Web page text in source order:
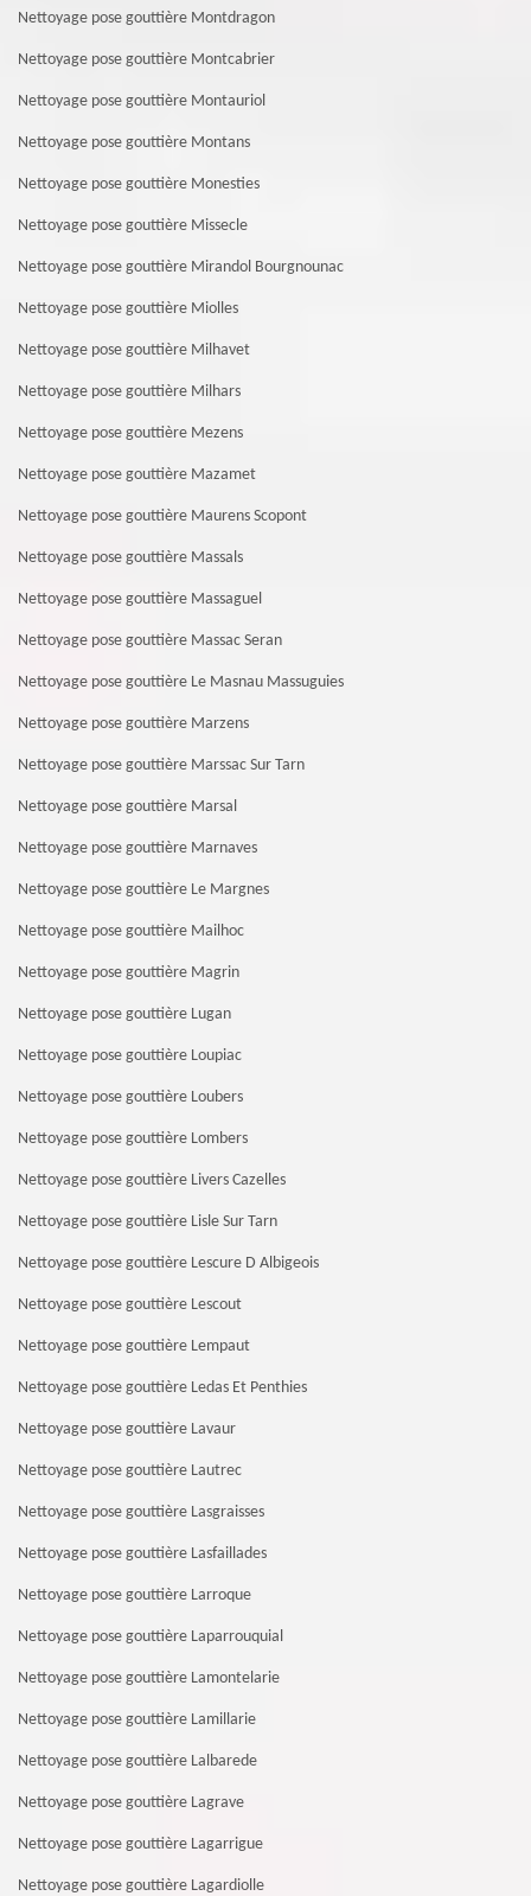
Nettoyage pose gouttière Montdragon
Nettoyage pose gouttière Montcabrier
Nettoyage pose gouttière Montauriol
Nettoyage pose gouttière Montans
Nettoyage pose gouttière Monesties
Nettoyage pose gouttière Missecle
Nettoyage pose gouttière Mirandol Bourgnounac
Nettoyage pose gouttière Miolles
Nettoyage pose gouttière Milhavet
Nettoyage pose gouttière Milhars
Nettoyage pose gouttière Mezens
Nettoyage pose gouttière Mazamet
Nettoyage pose gouttière Maurens Scopont
Nettoyage pose gouttière Massals
Nettoyage pose gouttière Massaguel
Nettoyage pose gouttière Massac Seran
Nettoyage pose gouttière Le Masnau Massuguies
Nettoyage pose gouttière Marzens
Nettoyage pose gouttière Marssac Sur Tarn
Nettoyage pose gouttière Marsal
Nettoyage pose gouttière Marnaves
Nettoyage pose gouttière Le Margnes
Nettoyage pose gouttière Mailhoc
Nettoyage pose gouttière Magrin
Nettoyage pose gouttière Lugan
Nettoyage pose gouttière Loupiac
Nettoyage pose gouttière Loubers
Nettoyage pose gouttière Lombers
Nettoyage pose gouttière Livers Cazelles
Nettoyage pose gouttière Lisle Sur Tarn
Nettoyage pose gouttière Lescure D Albigeois
Nettoyage pose gouttière Lescout
Nettoyage pose gouttière Lempaut
Nettoyage pose gouttière Ledas Et Penthies
Nettoyage pose gouttière Lavaur
Nettoyage pose gouttière Lautrec
Nettoyage pose gouttière Lasgraisses
Nettoyage pose gouttière Lasfaillades
Nettoyage pose gouttière Larroque
Nettoyage pose gouttière Laparrouquial
Nettoyage pose gouttière Lamontelarie
Nettoyage pose gouttière Lamillarie
Nettoyage pose gouttière Lalbarede
Nettoyage pose gouttière Lagrave
Nettoyage pose gouttière Lagarrigue
Nettoyage pose gouttière Lagardiolle